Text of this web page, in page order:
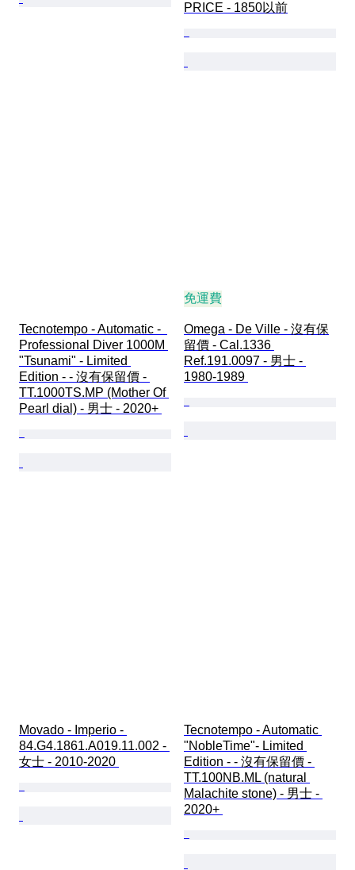
PRICE - 1850以前
Tecnotempo - Automatic -
Professional Diver 1000M
"Tsunami" - Limited
Edition - - 沒有保留價 -
TT.1000TS.MP (Mother Of
Pearl dial) - 男士 - 2020+
免運費
Omega - De Ville - 沒有保
留價 - Cal.1336
Ref.191.0097 - 男士 -
1980-1989
Movado - Imperio -
84.G4.1861.A019.11.002 -
女士 - 2010-2020
Tecnotempo - Automatic
"NobleTime"- Limited
Edition - - 沒有保留價 -
TT.100NB.ML (natural
Malachite stone) - 男士 -
2020+